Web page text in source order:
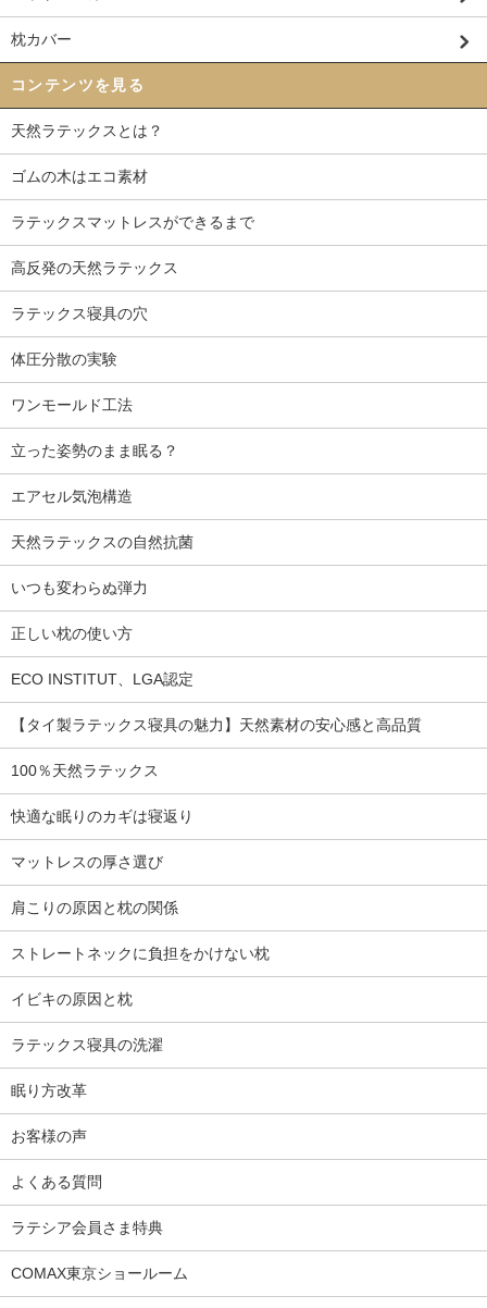
枕カバー
コンテンツを見る
天然ラテックスとは？
ゴムの木はエコ素材
ラテックスマットレスができるまで
高反発の天然ラテックス
ラテックス寝具の穴
体圧分散の実験
ワンモールド工法
立った姿勢のまま眠る？
エアセル気泡構造
天然ラテックスの自然抗菌
いつも変わらぬ弾力
正しい枕の使い方
ECO INSTITUT、LGA認定
【タイ製ラテックス寝具の魅力】天然素材の安心感と高品質
100％天然ラテックス
快適な眠りのカギは寝返り
マットレスの厚さ選び
肩こりの原因と枕の関係
ストレートネックに負担をかけない枕
イビキの原因と枕
ラテックス寝具の洗濯
眠り方改革
お客様の声
よくある質問
ラテシア会員さま特典
COMAX東京ショールーム